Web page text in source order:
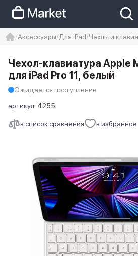
Iphone 14 pro max
айфон 14
Аксессуары Для iPad Чехлы и
в список сравнения в избранное
Чехол-клавиатура Apple
для iPad Pro 11, белый
Ожидается поступление
артикул: 4255